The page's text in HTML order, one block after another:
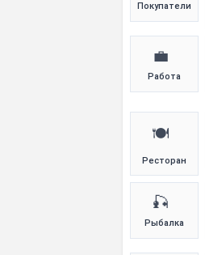
Покупатели
💼
Работа
🍽️
Ресторан
🎣
Рыбалка